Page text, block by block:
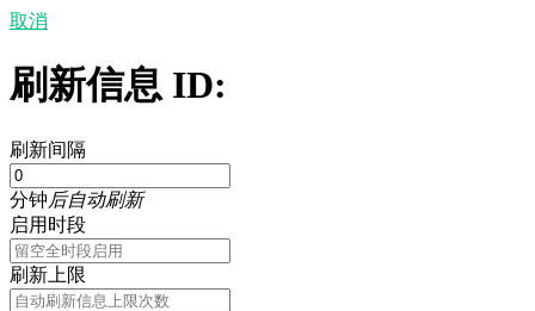
取消
刷新信息 ID:
刷新间隔
分钟后自动刷新
启用时段
刷新上限